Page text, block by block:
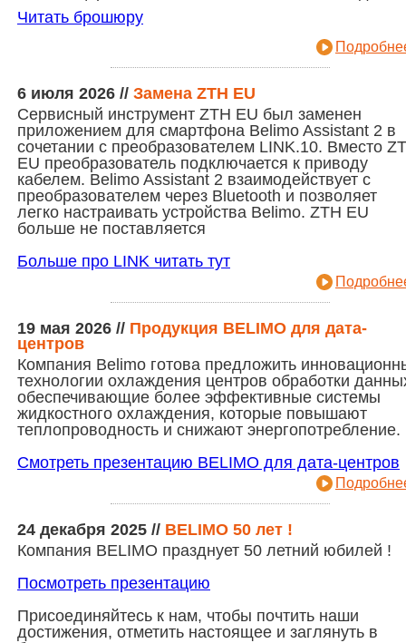
Читать брошюру
6 июля 2026 // Замена ZTH EU
Сервисный инструмент ZTH EU был заменен
приложением для смартфона Belimo Assistant 2 в
сочетании с преобразователем LINK.10. Вместо
EU преобразователь подключается к приводу
кабелем. Belimo Assistant 2 взаимодействует с
преобразователем через Bluetooth и позволяет
легко настраивать устройства Belimo. ZTH EU
больше не поставляется
Больше про LINK читать тут
19 мая 2026 // Продукция BELIMO для дата-
центров
Компания Belimo готова предложить
технологии охлаждения центров обработки
обеспечивающие более эффективные системы
жидкостного охлаждения, которые повышают
теплопроводность и снижают энергопотребление.
Смотреть презентацию BELIMO для дата-центров
24 декабря 2025 // BELIMO 50 лет !
Компания BELIMO празднует 50 летний юбилей !
Посмотреть презентацию
Присоединяйтесь к нам, чтобы почтить наши
достижения, отметить настоящее и заглянуть в